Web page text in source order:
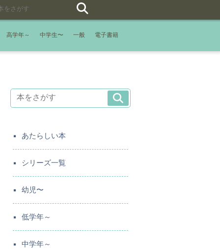
高学年～ 中学生〜 一般 電子書籍
あたらしい本
シリーズ一覧
幼児〜
低学年～
中学年～